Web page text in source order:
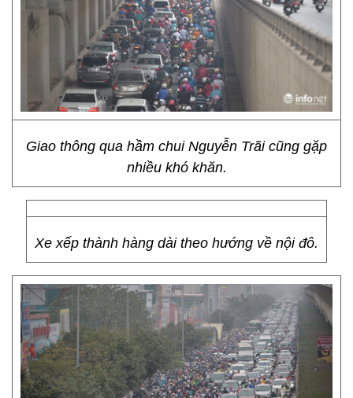
Giao thông qua hầm chui Nguyễn Trãi cũng gặp
nhiều khó khăn.
Xe xếp thành hàng dài theo hướng về nội đô.